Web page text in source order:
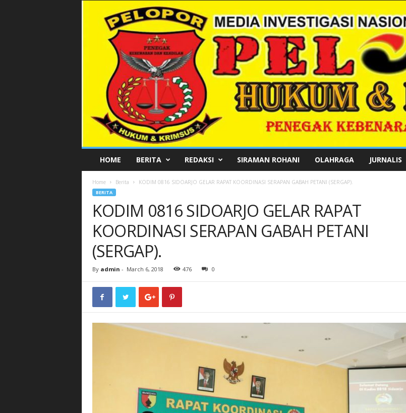
L
HOME BERITA REDAKSI SIRAMAN ROHANI OLAHRAGA JURNALIS
Home Berita KODIM 0816 SIDOARJO GELAR RAPAT KOORDINASI SERAPAN GABAH PETANI (SERGAP).
BERITA
KODIM 0816 SIDOARJO GELAR RAPAT
KOORDINASI SERAPAN GABAH PETANI
(SERGAP).
By admin - March 6, 2018 476 0